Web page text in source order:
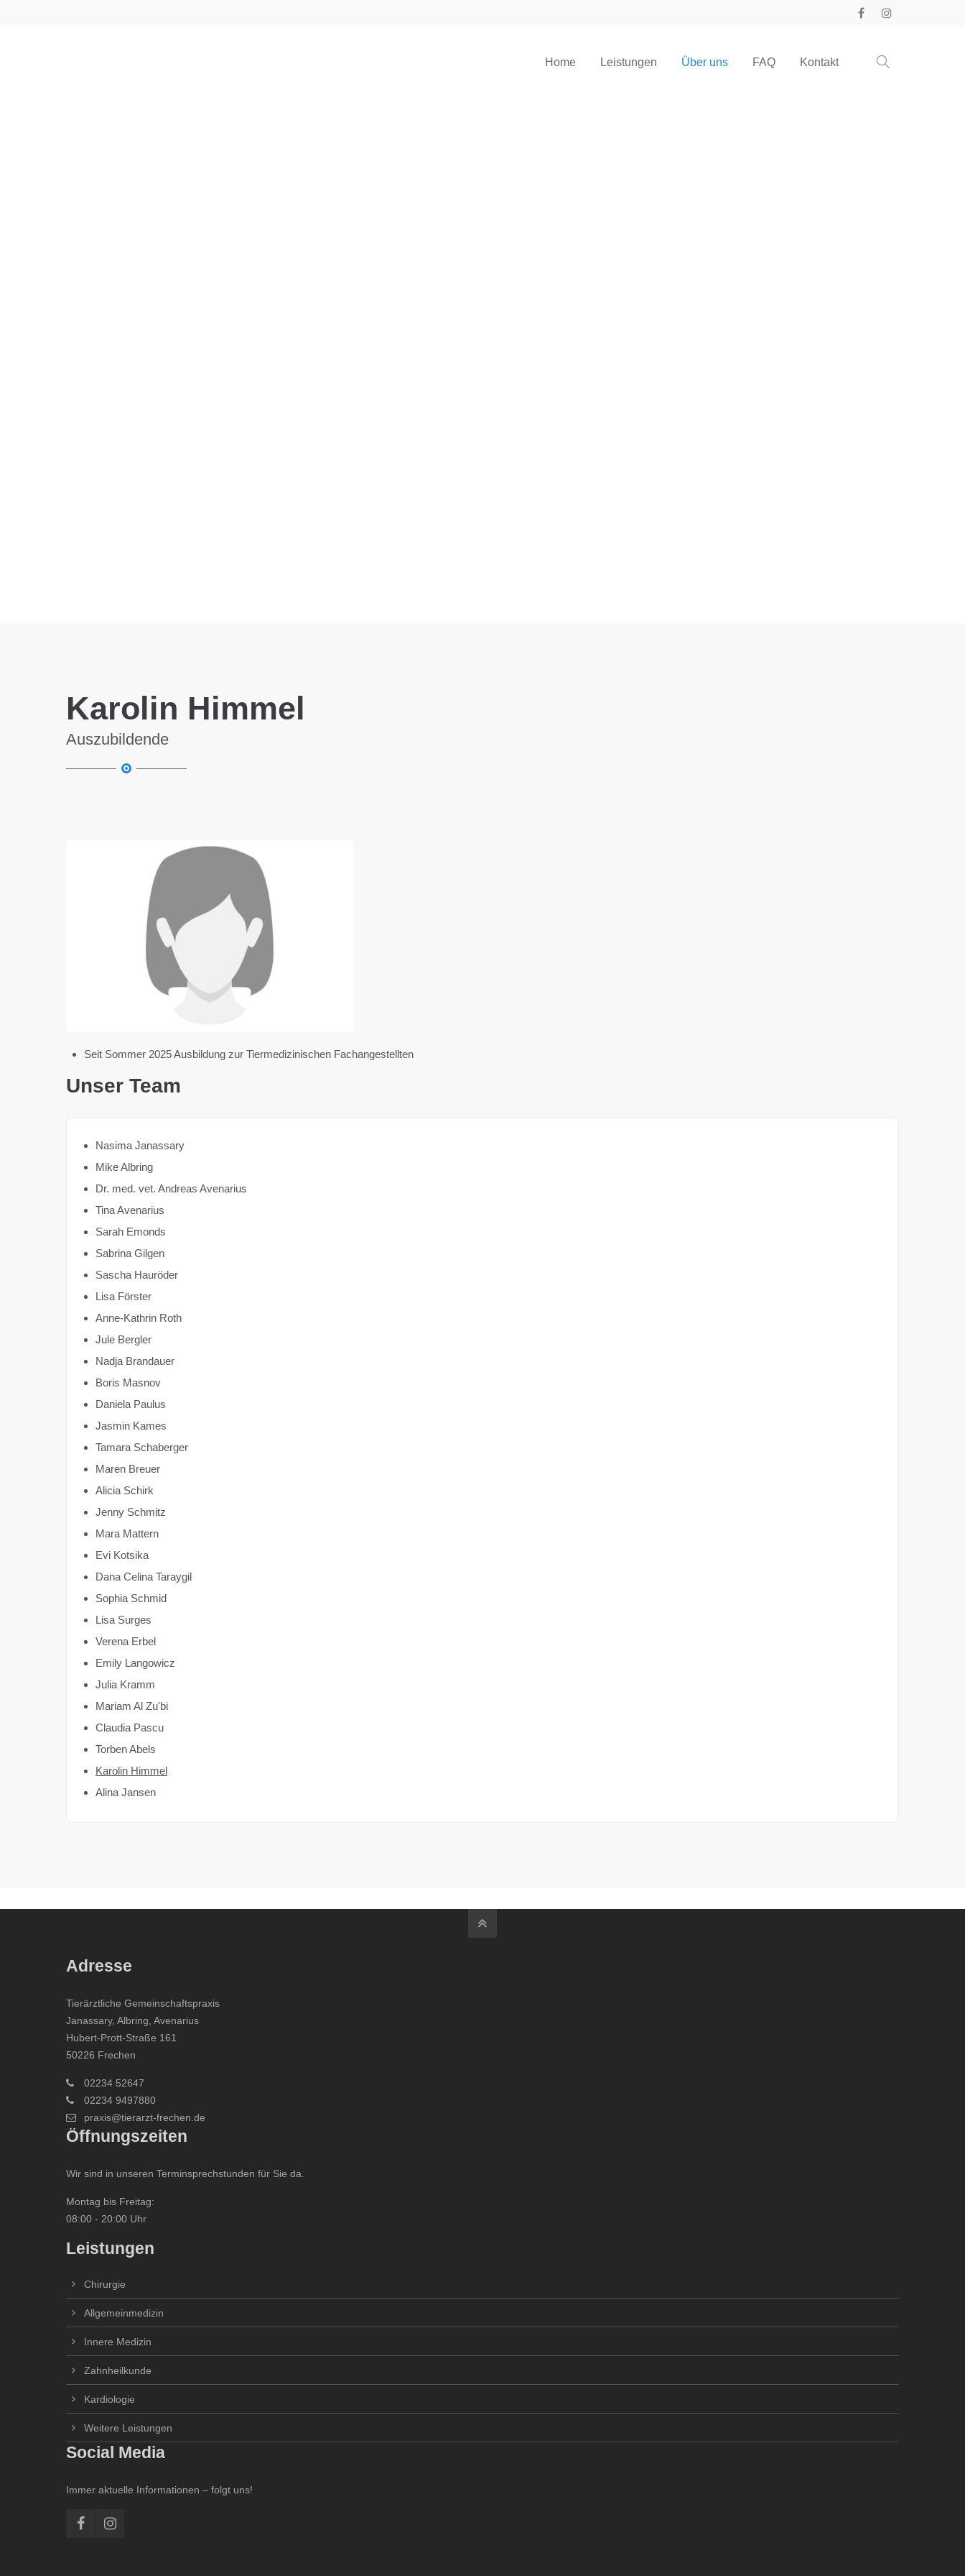
Home Leistungen Über uns FAQ Kontakt
Karolin Himmel
Auszubildende
Seit Sommer 2025 Ausbildung zur Tiermedizinischen Fachangestellten
Unser Team
Nasima Janassary
Mike Albring
Dr. med. vet. Andreas Avenarius
Tina Avenarius
Sarah Emonds
Sabrina Gilgen
Sascha Hauröder
Lisa Förster
Anne-Kathrin Roth
Jule Bergler
Nadja Brandauer
Boris Masnov
Daniela Paulus
Jasmin Kames
Tamara Schaberger
Maren Breuer
Alicia Schirk
Jenny Schmitz
Mara Mattern
Evi Kotsika
Dana Celina Taraygil
Sophia Schmid
Lisa Surges
Verena Erbel
Emily Langowicz
Julia Kramm
Mariam Al Zu'bi
Claudia Pascu
Torben Abels
Karolin Himmel
Alina Jansen
Adresse
Tierärztliche Gemeinschaftspraxis
Janassary, Albring, Avenarius
Hubert-Prott-Straße 161
50226 Frechen
02234 52647
02234 9497880
praxis@tierarzt-frechen.de
Öffnungszeiten
Wir sind in unseren Terminsprechstunden für Sie da.
Montag bis Freitag:
08:00 - 20:00 Uhr
Leistungen
Chirurgie
Allgemeinmedizin
Innere Medizin
Zahnheilkunde
Kardiologie
Weitere Leistungen
Social Media
Immer aktuelle Informationen – folgt uns!